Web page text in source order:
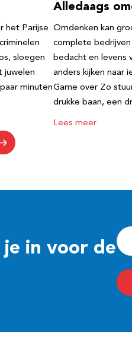
het Parijse
sloegen
juwelen
minuten
Alledaags
Omdenken kan
complete
bedacht en levens
anders kijken naar
Game over Zo
drukke baan, een
Lees meer
je in voor de
E
-
m
a